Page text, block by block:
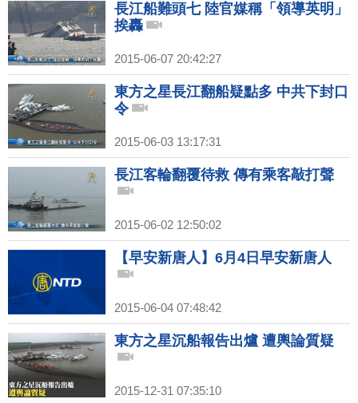
長江船難頭七 陸官媒稱「領導英明」
挨轟
2015-06-07 20:42:27
東方之星長江翻船疑點多 中共下封口
令
2015-06-03 13:17:31
長江客輪翻覆待救 傳有乘客敲打聲
2015-06-02 12:50:02
【早安新唐人】6月4日早安新唐人
2015-06-04 07:48:42
東方之星沉船報告出爐 遭輿論質疑
2015-12-31 07:35:10